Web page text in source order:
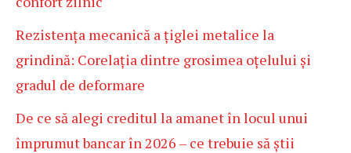
Rezistența mecanică a țiglei metalice la
grindină: Corelația dintre grosimea oțelului și
gradul de deformare
De ce să alegi creditul la amanet în locul unui
împrumut bancar în 2026 – ce trebuie să știi